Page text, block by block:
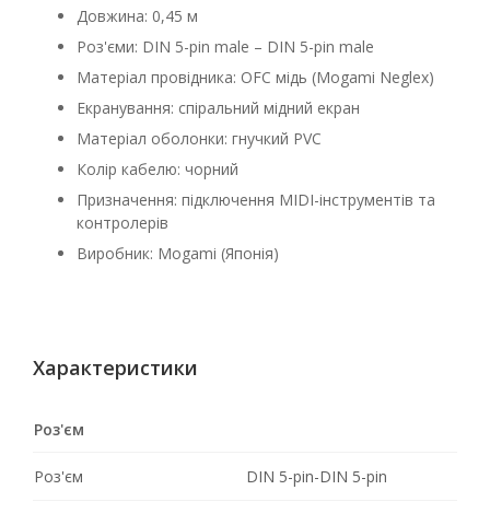
Довжина: 0,45 м
Роз'єми: DIN 5-pin male – DIN 5-pin male
Матеріал провідника: OFC мідь (Mogami Neglex)
Екранування: спіральний мідний екран
Матеріал оболонки: гнучкий PVC
Колір кабелю: чорний
Призначення: підключення MIDI-інструментів та
контролерів
Виробник: Mogami (Японія)
Характеристики
Роз'єм
Роз'єм DIN 5-pin-DIN 5-pin